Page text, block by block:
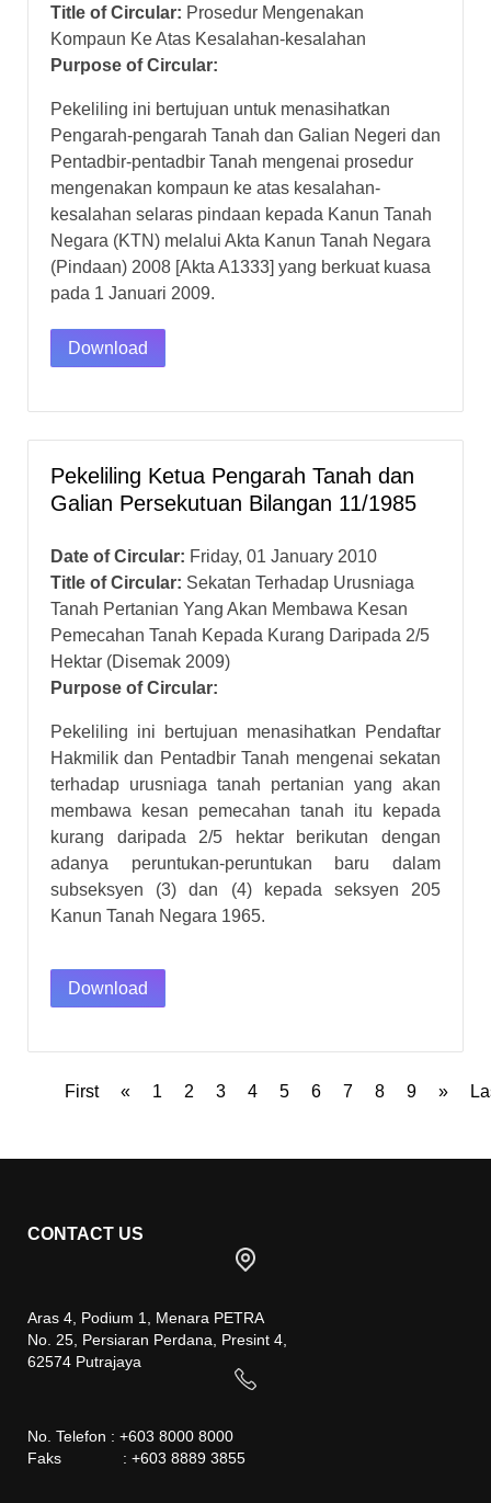
Title of Circular: Prosedur Mengenakan
Kompaun Ke Atas Kesalahan-kesalahan
Purpose of Circular:
Pekeliling ini bertujuan untuk menasihatkan
Pengarah-pengarah Tanah dan Galian Negeri dan
Pentadbir-pentadbir Tanah mengenai prosedur
mengenakan kompaun ke atas kesalahan-
kesalahan selaras pindaan kepada Kanun Tanah
Negara (KTN) melalui Akta Kanun Tanah Negara
(Pindaan) 2008 [Akta A1333] yang berkuat kuasa
pada 1 Januari 2009.
Download
Pekeliling Ketua Pengarah Tanah dan
Galian Persekutuan Bilangan 11/1985
Date of Circular: Friday, 01 January 2010
Title of Circular: Sekatan Terhadap Urusniaga
Tanah Pertanian Yang Akan Membawa Kesan
Pemecahan Tanah Kepada Kurang Daripada 2/5
Hektar (Disemak 2009)
Purpose of Circular:
Pekeliling ini bertujuan menasihatkan Pendaftar
Hakmilik dan Pentadbir Tanah mengenai sekatan
terhadap urusniaga tanah pertanian yang akan
membawa kesan pemecahan tanah itu kepada
kurang daripada 2/5 hektar berikutan dengan
adanya peruntukan-peruntukan baru dalam
subseksyen (3) dan (4) kepada seksyen 205
Kanun Tanah Negara 1965.
Download
First « 1 2 3 4 5 6 7 8 9 »
CONTACT US
Aras 4, Podium 1, Menara PETRA
No. 25, Persiaran Perdana, Presint 4,
62574 Putrajaya
No. Telefon : +603 8000 8000
Faks : +603 8889 3855